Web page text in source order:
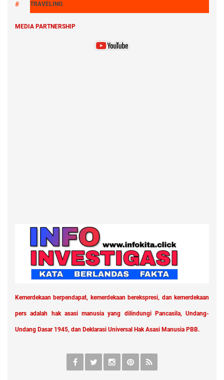
TRAVELING
MEDIA PARTNERSHIP
Kemerdekaan berpendapat, kemerdekaan berekspresi, dan kemerdekaan
pers adalah hak asasi manusia yang dilindungi Pancasila, Undang-
Undang Dasar 1945, dan Deklarasi Universal Hak Asasi Manusia PBB.